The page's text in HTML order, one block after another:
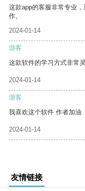
这款app的客服非常专业
作。
2024-01-14
游客
这款软件的学习方式非常
2024-01-14
游客
我喜欢这个软件 作者加油
2024-01-14
友情链接